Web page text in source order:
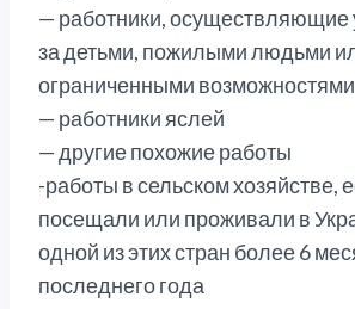
— работники, осуществляющие
за детьми, пожилыми людьми
ограниченными возможностями
— работники яслей
— другие похожие работы
-работы в сельском хозяйстве,
посещали или проживали в
одной из этих стран более 6
последнего года